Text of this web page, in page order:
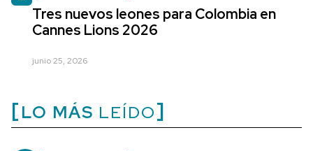
Tres nuevos leones para Colombia en
Cannes Lions 2026
junio 25, 2026
LO MÁS LEÍDO